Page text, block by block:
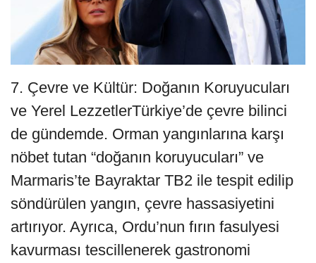
7. Çevre ve Kültür: Doğanın Koruyucuları
ve Yerel LezzetlerTürkiye’de çevre bilinci
de gündemde. Orman yangınlarına karşı
nöbet tutan “doğanın koruyucuları” ve
Marmaris’te Bayraktar TB2 ile tespit edilip
söndürülen yangın, çevre hassasiyetini
artırıyor. Ayrıca, Ordu’nun fırın fasulyesi
kavurması tescillenerek gastronomi